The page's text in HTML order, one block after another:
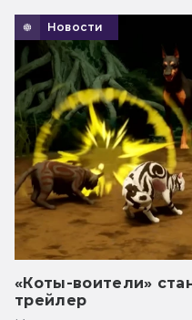
Новости
«Коты-воители»
трейлер